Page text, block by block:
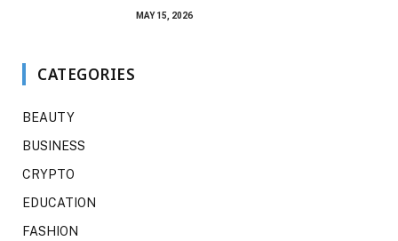
MAY 15, 2026
CATEGORIES
BEAUTY
BUSINESS
CRYPTO
EDUCATION
FASHION